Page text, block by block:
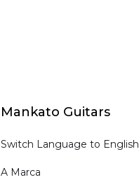
Mankato Guitars
Switch Language to English
A Marca